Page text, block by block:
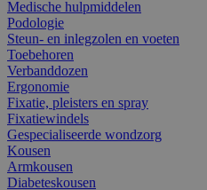
Medische hulpmiddelen
Podologie
Steun- en inlegzolen en voeten
Toebehoren
Verbanddozen
Ergonomie
Fixatie, pleisters en spray
Fixatiewindels
Gespecialiseerde wondzorg
Kousen
Armkousen
Diabeteskousen